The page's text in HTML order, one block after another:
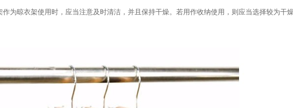
作为晾衣架使用时，应当注意及时清洁，并且保持干燥。若用作收纳使用，则应当选择较为干